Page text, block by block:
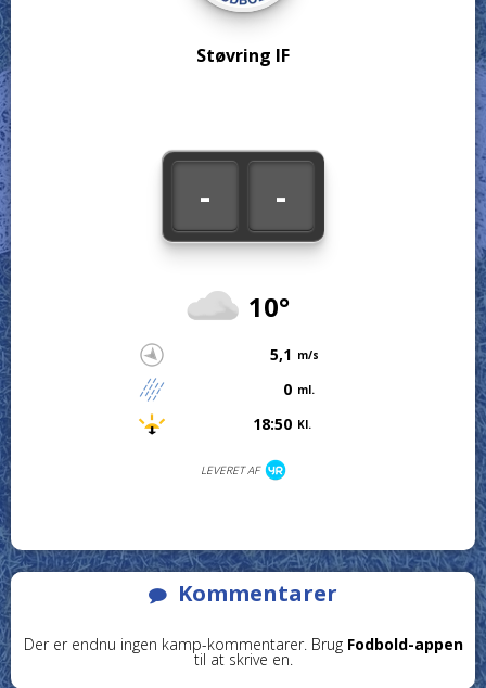
- -
10°
5,1 m/s
0 ml.
18:50 Kl.
LEVERET AF
Støvring IF
Kommentarer
Der er endnu ingen kamp-kommentarer. Brug Fodbold-appen
til at skrive en.